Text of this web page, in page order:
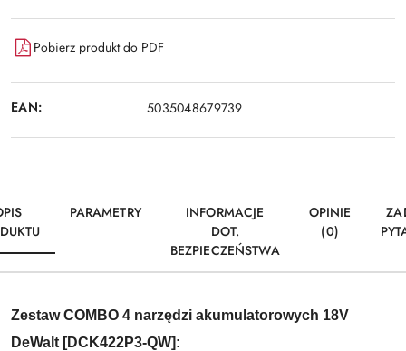
Pobierz produkt do PDF
EAN: 5035048679739
PARAMETRY
INFORMACJE
DOT.
BEZPIECZEŃSTWA
OPINIE
(0)
ZestawCOMBO 4 narzędzi akumulatorowych 18V
DeWalt [DCK422P3-QW]: